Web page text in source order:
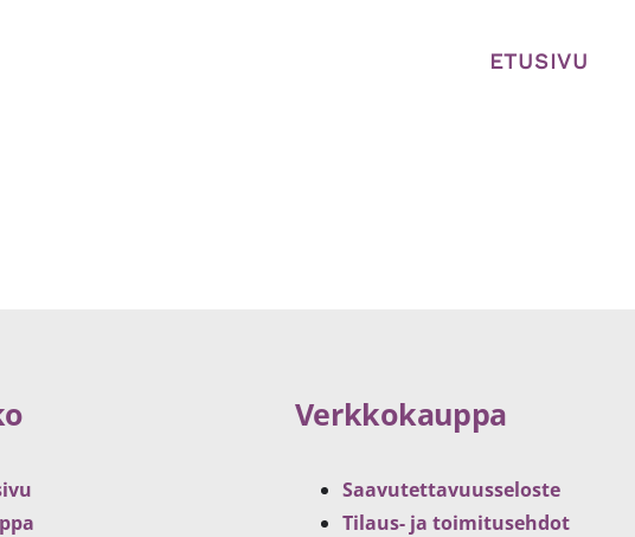
ETUSIVU
Verkkokauppa
Saavutettavuusseloste
Tilaus- ja toimitusehdot